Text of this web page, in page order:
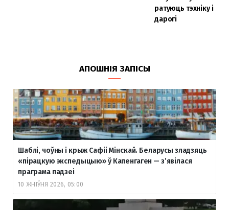
ратуюць тэхніку і
дарогі
АПОШНІЯ ЗАПІСЫ
Шаблі, чоўны і крыж Сафіі Мінскай. Беларусы зладзяць
«пірацкую экспедыцыю» ў Капенгаген — з’явілася
праграма падзеі
10 ЖНІЎНЯ 2026, 05:00